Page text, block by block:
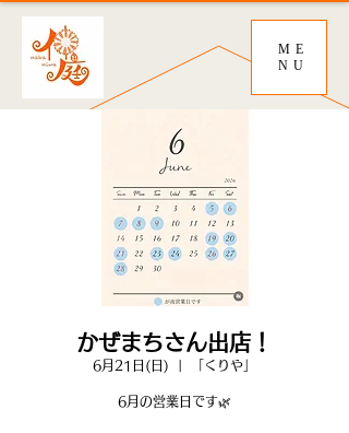
ME
NU
かぜまちさん出店！
6月21日(日) 「くりや」
6月の営業日です🌿